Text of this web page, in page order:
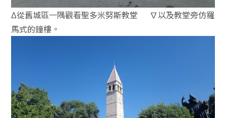
Δ從舊城區一隅觀看聖多米努斯教堂 ∇以及教堂旁仿羅
馬式的鐘樓。